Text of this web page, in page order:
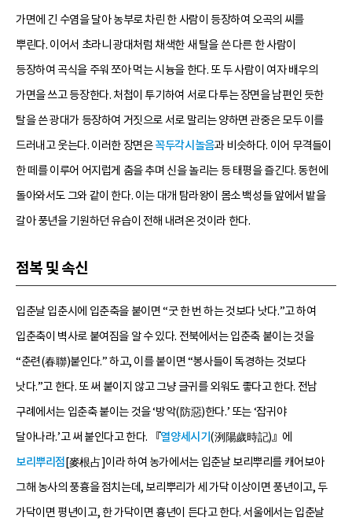
가면에 긴 수염을 달아 농부로 차린 한 사람이 등장하여 오곡의 씨를
뿌린다. 이어서 초라니 광대처럼 채색한 새 탈을 쓴 다른 한 사람이
등장하여 곡식을 주워 쪼아 먹는 시늉을 한다. 또 두 사람이 여자 배우의
가면을 쓰고 등장한다. 처첩이 투기하여 서로 다투는 장면을 남편인 듯한
탈을 쓴 광대가 등장하여 거짓으로 서로 말리는 양하면 관중은 모두 이를
드러내고 웃는다. 이러한 장면은꼭두각시놀음과 비슷하다. 이어 무격들이
한 떼를 이루어 어지럽게 춤을 추며 신을 놀리는 등 태평을 즐긴다. 동헌에
돌아와서도 그와 같이 한다. 이는 대개 탐라왕이 몸소 백성들 앞에서 밭을
갈아 풍년을 기원하던 유습이 전해 내려온 것이라 한다.
점복 및 속신
입춘날 입춘시에 입춘축을 붙이면 “굿 한 번 하는 것보다 낫다.”고 하여
입춘축이 벽사로 붙여짐을 알 수 있다. 전북에서는 입춘축 붙이는 것을
“춘련(春聯)붙인다.” 하고, 이를 붙이면 “봉사들이 독경하는 것보다
낫다.”고 한다. 또 써 붙이지 않고 그냥 글귀를 외워도 좋다고 한다. 전남
구례에서는 입춘축 붙이는 것을 ‘방악(防惡)한다.’ 또는 ‘잡귀야
달아나라.’고 써 붙인다고 한다. 『열양세시기 (洌陽歲時記)』에
보리뿌리점[麥根占]이라 하여 농가에서는 입춘날 보리뿌리를 캐어보아
그해 농사의 풍흉을 점치는데, 보리뿌리가 세 가닥 이상이면 풍년이고, 두
가닥이면 평년이고, 한 가닥이면 흉년이 든다고 한다. 서울에서는 입춘날